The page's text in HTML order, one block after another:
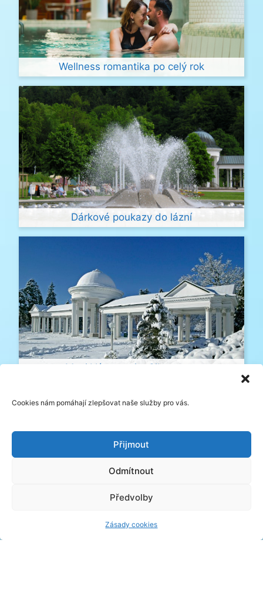
Cookies nám pomáhají zlepšovat naše služby pro vás.
Přijmout
Odmítnout
Předvolby
Zásady cookies
Wellness romantika po celý rok
Dárkové poukazy do lázní
Mezi Vánocemi a Silvestrem